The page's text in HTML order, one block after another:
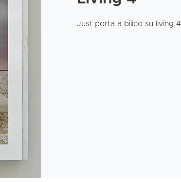
Just porta a bilico su living 4